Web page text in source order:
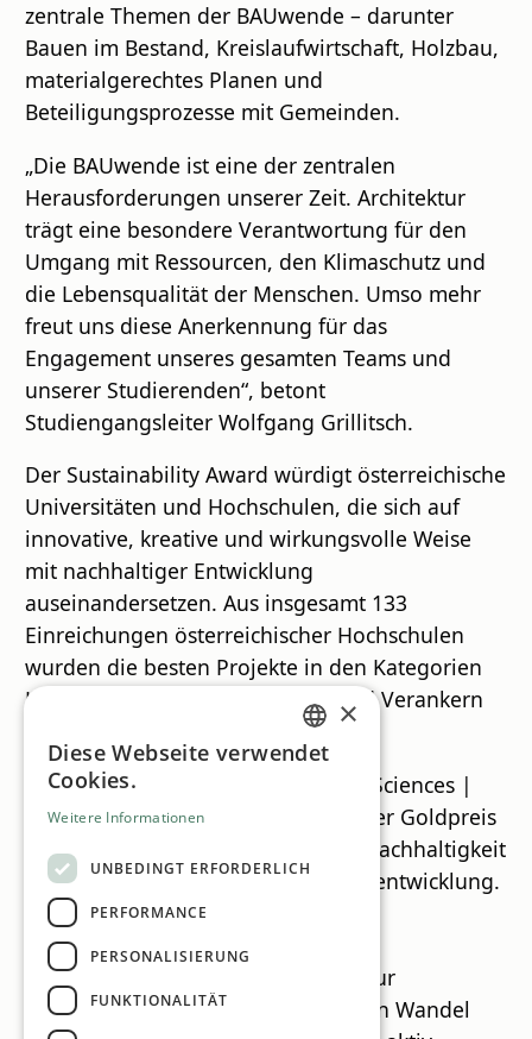
zentrale Themen der BAUwende – darunter
Bauen im Bestand, Kreislaufwirtschaft, Holzbau,
materialgerechtes Planen und
Beteiligungsprozesse mit Gemeinden.
„Die BAUwende ist eine der zentralen
Herausforderungen unserer Zeit. Architektur
trägt eine besondere Verantwortung für den
Umgang mit Ressourcen, den Klimaschutz und
die Lebensqualität der Menschen. Umso mehr
freut uns diese Anerkennung für das
Engagement unseres gesamten Teams und
unserer Studierenden“, betont
Studiengangsleiter Wolfgang Grillitsch.
Der Sustainability Award würdigt österreichische
Universitäten und Hochschulen, die sich auf
innovative, kreative und wirkungsvolle Weise
mit nachhaltiger Entwicklung
auseinandersetzen. Aus insgesamt 133
Einreichungen österreichischer Hochschulen
wurden die besten Projekte in den Kategorien
Lernen, Forschen, Kooperieren und Verankern
Für Carinthia University of Applied Sciences |
Hochschule Kärnten unterstreicht der Goldpreis
die strategische Verankerung von Nachhaltigkeit
in Lehre, Forschung und Hochschulentwicklung.
Die Jury würdigte insbesondere den
ganzheitlichen Bildungsansatz des
Studiengangs und dessen Beitrag zur
Ausbildung jener Fachkräfte, die den Wandel
GERMAN
×
Diese Webseite verwendet
Cookies.
Weitere Informationen
UNBEDINGT ERFORDERLICH
PERFORMANCE
PERSONALISIERUNG
FUNKTIONALITÄT